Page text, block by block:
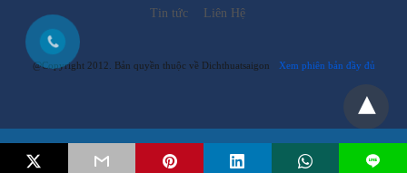
Email: lienhe@dichthuatsaigon.net
Tin tức Liên Hệ
@Copyright 2012. Bản quyền thuộc về Dichthuatsaigon Xem phiên bản đầy đủ
L